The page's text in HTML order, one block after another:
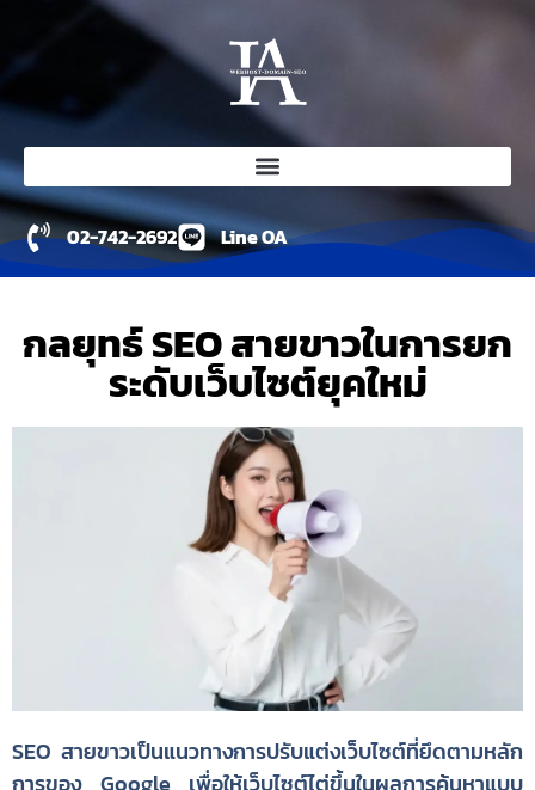
02-742-2692 Line OA
กลยุทธ์ SEO สายขาวในการยก
ระดับเว็บไซต์ยุคใหม่
SEO สายขาวเป็นแนวทางการปรับแต่งเว็บไซต์ที่ยึดตามหลัก
การของ Google เพื่อให้เว็บไซต์ไต่ขึ้นในผลการค้นหาแบบ